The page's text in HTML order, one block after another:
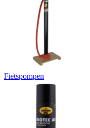
Fietspompen